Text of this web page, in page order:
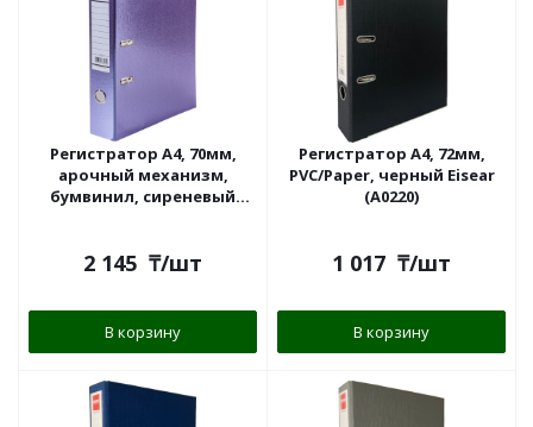
Регистратор А4, 70мм,
арочный механизм,
бумвинил, сиреневый
2 145 ₸/шт
В корзину
Регистратор A4, 72мм,
PVC/Paper, черный Eisear
(A0220)
1 017 ₸/шт
В корзину